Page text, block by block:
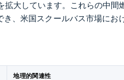
大しています。これらの中間
、米国スクールバス市場にお
地理的関連性